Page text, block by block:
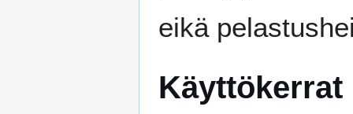
eikä
Käyttökerrat